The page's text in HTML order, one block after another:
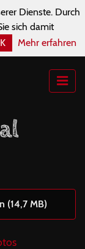
Dienste. Durch
sich damit
Mehr erfahren
(14,7 MB)